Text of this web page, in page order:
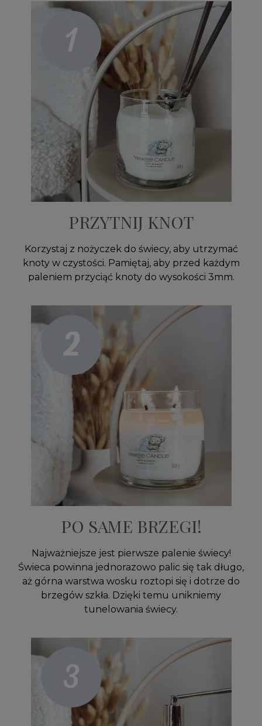
PRZYTNIJ KNOT
Korzystaj z nożyczek do świecy, aby utrzymać
knoty w czystości. Pamiętaj, aby przed każdym
paleniem przyciąć knoty do wysokości 3mm.
PO SAME BRZEGI!
Najważniejsze jest pierwsze palenie świecy!
Świeca powinna jednorazowo palic się tak długo,
aż górna warstwa wosku roztopi się i dotrze do
brzegów szkła. Dzięki temu unikniemy
tunelowania świecy.